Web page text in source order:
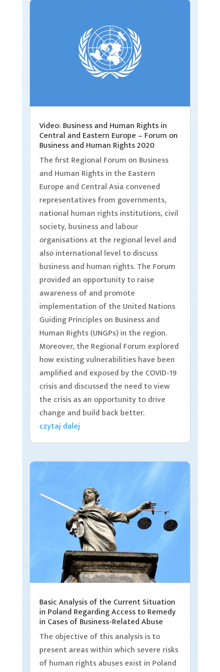
Video: Business and Human Rights in
Central and Eastern Europe – Forum on
Business and Human Rights 2020
The first Regional Forum on Business
and Human Rights in the Eastern
Europe and Central Asia convened
representatives from governments,
national human rights institutions, civil
society, business and labour
organisations at the regional level and
also international level to discuss
business and human rights. The Forum
provided an opportunity to raise
awareness of and promote
implementation of the United Nations
Guiding Principles on Business and
Human Rights (UNGPs) in the region.
Moreover, the Regional Forum explored
how existing vulnerabilities have been
amplified and exposed by the COVID-19
crisis and discussed the need to view
the crisis as an opportunity to drive
change and build back better.
czytaj dalej
Basic Analysis of the Current Situation
in Poland Regarding Access to Remedy
in Cases of Business-Related Abuse
The objective of this analysis is to
present areas within which severe risks
of human rights abuses exist in Poland